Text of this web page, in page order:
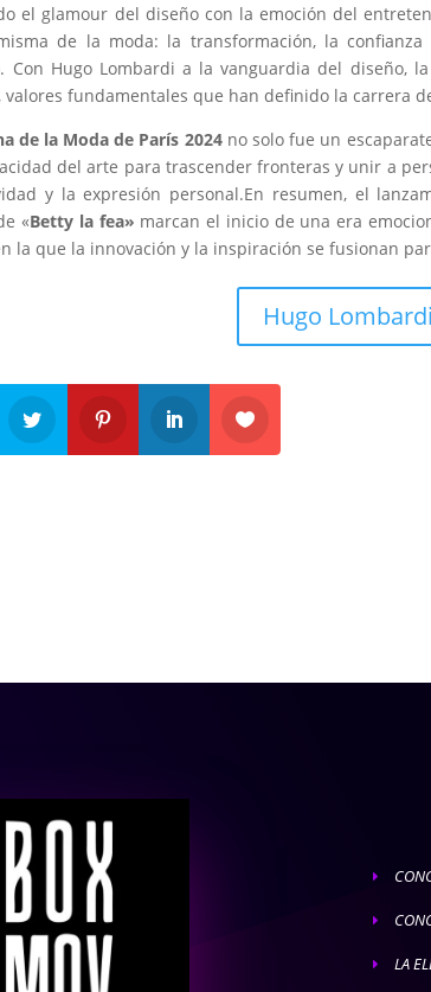
el glamour del diseño con la emoción del
de la moda: la transformación, la
Con Hugo Lombardi a la vanguardia del diseño,
valores fundamentales que han definido la carrera
de la Moda de París 2024no solo fue un
del arte para trascender fronteras y unir a
y la expresión personal.En resumen, el
«Betty la fea» marcan el inicio de una era
la que la innovación y la inspiración se fusionan
Hugo
E
E
E LA